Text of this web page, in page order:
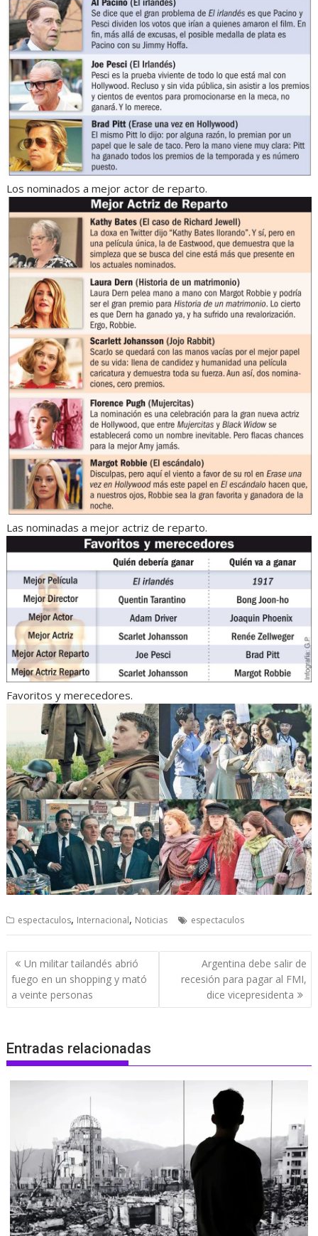
Los nominados a mejor actor de reparto.
Las nominadas a mejor actriz de reparto.
Favoritos y merecedores.
espectaculos, Internacional, Noticias espectaculos
Navegación
de
entradas
Un militar tailandés abrió
fuego en un shopping y mató
a veinte personas
Argentina debe salir de
recesión para pagar al FMI,
dice vicepresidenta
Entradas relacionadas